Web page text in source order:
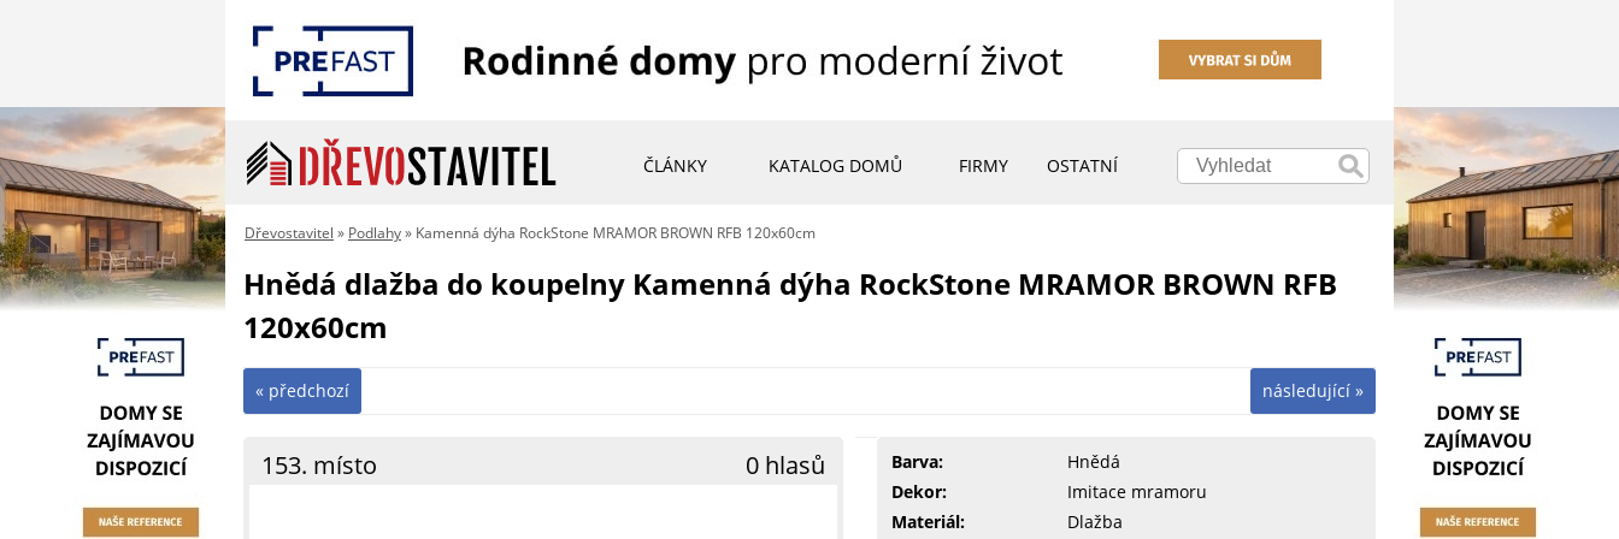
ČLÁNKY KATALOG DOMŮ FIRMY OSTATNÍ
Dřevostavitel » Podlahy» Kamenná dýha RockStone MRAMOR BROWN RFB 120x60cm
Hnědá dlažba do koupelny Kamenná dýha RockStone MRAMOR BROWN RFB
120x60cm
následující »
« předchozí
Barva:
Hnědá
Dekor:
Imitace mramoru
Materiál:
Dlažba
153. místo 0 hlasů